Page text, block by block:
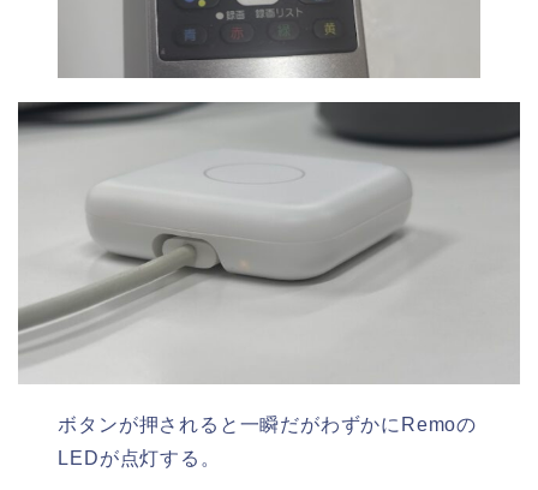
ボタンが押されると一瞬だがわずかにRemoの
LEDが点灯する。